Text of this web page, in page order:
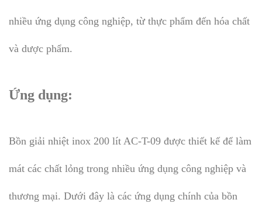
nhiều ứng dụng công nghiệp, từ thực phẩm đến hóa chất
và dược phẩm.
Ứng dụng:
Bồn giải nhiệt inox 200 lít AC-T-09 được thiết kế để làm
mát các chất lỏng trong nhiều ứng dụng công nghiệp và
thương mại. Dưới đây là các ứng dụng chính của bồn